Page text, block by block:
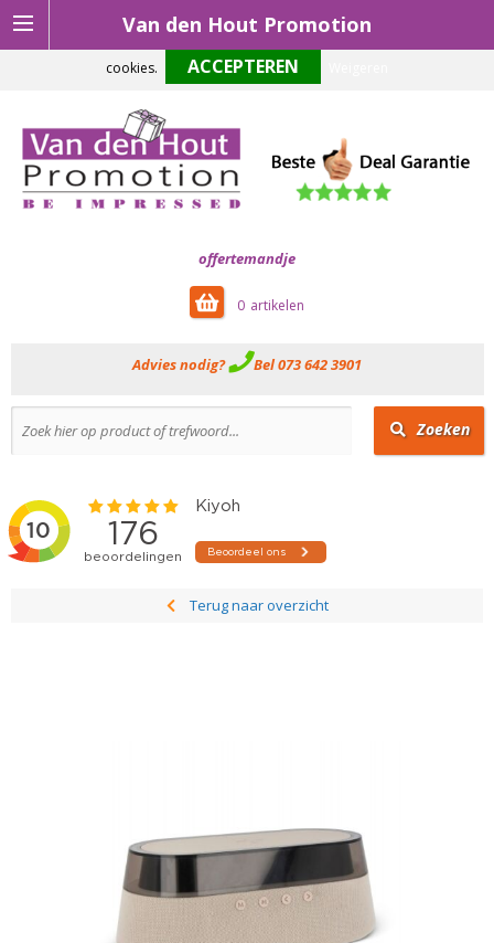
Van den Hout Promotion
offertemandje
0
Advies nodig? Bel 073 642 3901
Zoeken
Terug naar overzicht
Om onze website optimaal te laten functioneren maken wij gebruik van
cookies.